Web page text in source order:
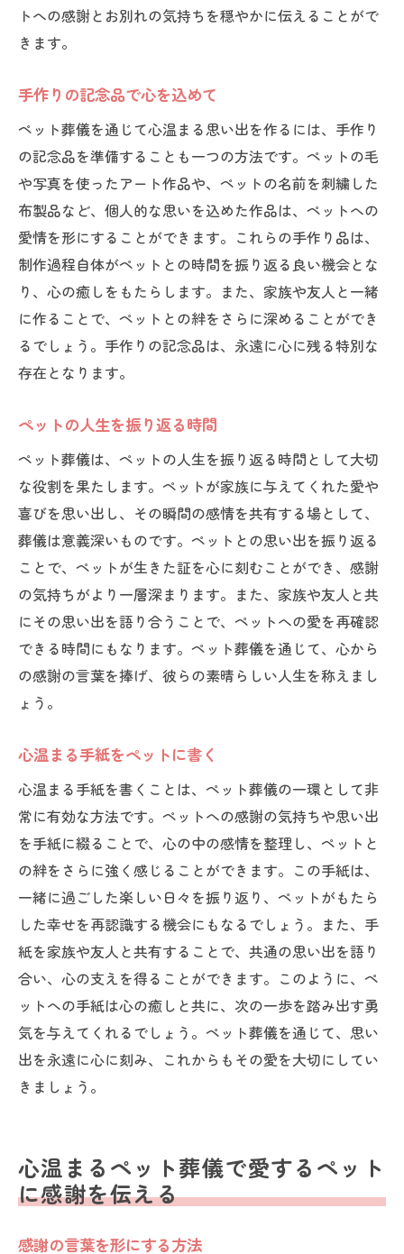
思い出を共有するための方法
感謝を伝える手作りアイテム
心温まるシーンを演出
みんなで感謝のメッセージを
愛するペットとの別れをペット葬儀で心温まる
最後のお別れを大切にする方法
ペットと過ごした幸せな瞬間を振り返る
別れの悲しみを乗り越えるために
ペットの思い出を永遠に残す
温かいセレモニーで癒される
家族と一緒に行うペット葬儀の重要性とその意
義
家族全員で向き合う時間の大切さ
共に作る思い出の価値
家族の絆を深める場
ペットへの感謝を共有する
共に過ごした日々を振り返る
家族で心を一つにするために
トへの感謝とお別れの気持ちを穏やかに伝えることがで
きます。
手作りの記念品で心を込めて
ペット葬儀を通じて心温まる思い出を作るには、手作り
の記念品を準備することも一つの方法です。ペットの毛
や写真を使ったアート作品や、ペットの名前を刺繍した
布製品など、個人的な思いを込めた作品は、ペットへの
愛情を形にすることができます。これらの手作り品は、
制作過程自体がペットとの時間を振り返る良い機会とな
り、心の癒しをもたらします。また、家族や友人と一緒
に作ることで、ペットとの絆をさらに深めることができ
るでしょう。手作りの記念品は、永遠に心に残る特別な
存在となります。
ペットの人生を振り返る時間
ペット葬儀は、ペットの人生を振り返る時間として大切
な役割を果たします。ペットが家族に与えてくれた愛や
喜びを思い出し、その瞬間の感情を共有する場として、
葬儀は意義深いものです。ペットとの思い出を振り返る
ことで、ペットが生きた証を心に刻むことができ、感謝
の気持ちがより一層深まります。また、家族や友人と共
にその思い出を語り合うことで、ペットへの愛を再確認
できる時間にもなります。ペット葬儀を通じて、心から
の感謝の言葉を捧げ、彼らの素晴らしい人生を称えまし
ょう。
心温まる手紙をペットに書く
心温まる手紙を書くことは、ペット葬儀の一環として非
常に有効な方法です。ペットへの感謝の気持ちや思い出
を手紙に綴ることで、心の中の感情を整理し、ペットと
の絆をさらに強く感じることができます。この手紙は、
一緒に過ごした楽しい日々を振り返り、ペットがもたら
した幸せを再認識する機会にもなるでしょう。また、手
紙を家族や友人と共有することで、共通の思い出を語り
合い、心の支えを得ることができます。このように、ペ
ットへの手紙は心の癒しと共に、次の一歩を踏み出す勇
気を与えてくれるでしょう。ペット葬儀を通じて、思い
出を永遠に心に刻み、これからもその愛を大切にしてい
きましょう。
心温まるペット葬儀で愛するペット
に感謝を伝える
感謝の言葉を形にする方法